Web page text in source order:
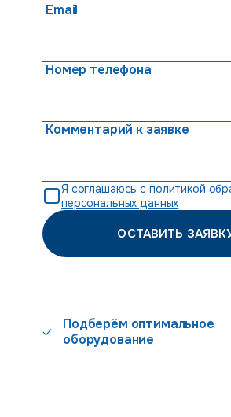
Email
Номер телефона
Комментарий к заявке
Я соглашаюсь с политикой
персональных данных
ОСТАВИТЬ
Подберём оптимальное
оборудование